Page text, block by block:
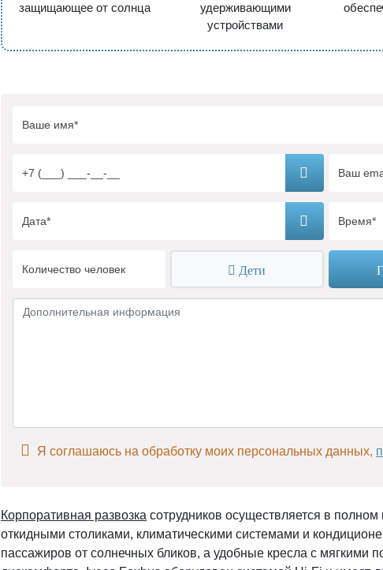
защищающее от солнца
удерживающими
устройствами
Дети
Я соглашаюсь на обработку моих персональных данных,
Корпоративная развозка сотрудников осуществляется в
откидными столиками, климатическими системами и
пассажиров от солнечных бликов, а удобные кресла с мягкими